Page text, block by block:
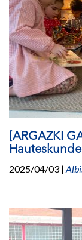
[ARGAZKI
2025/04/03 |